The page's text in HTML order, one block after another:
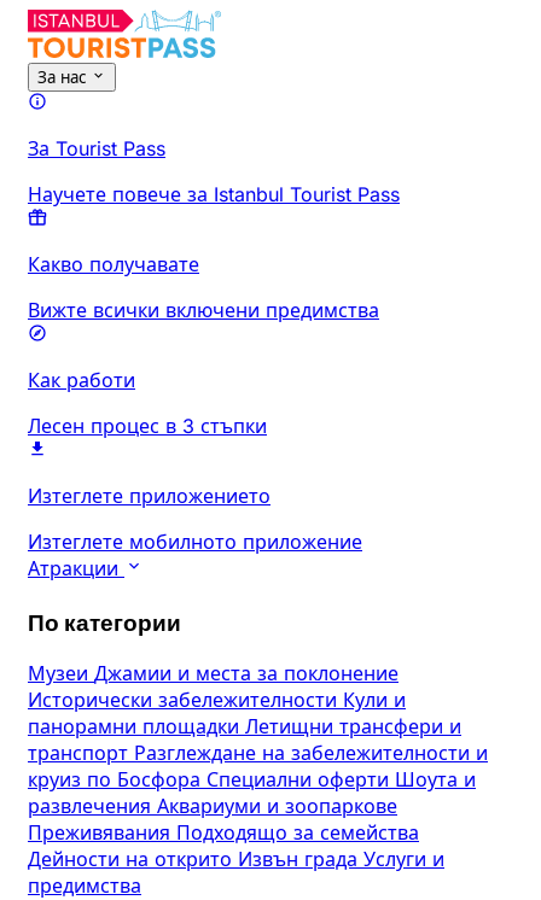
За нас
За Tourist Pass
Научете повече за Istanbul Tourist Pass
Какво получавате
Вижте всички включени предимства
Как работи
Лесен процес в 3 стъпки
Изтеглете приложението
Изтеглете мобилното приложение
Атракции
По категории
Музеи Джамии и места за поклонение
Исторически забележителности Кули и
панорамни площадки Летищни трансфери и
транспорт Разглеждане на забележителности и
круиз по Босфора Специални оферти Шоута и
развлечения Аквариуми и зоопаркове
Преживявания Подходящо за семейства
Дейности на открито Извън града Услуги и
предимства